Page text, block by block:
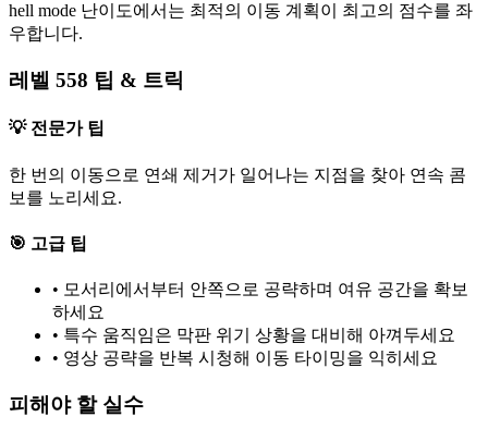
hell mode 난이도에서는 최적의 이동 계획이 최고의 점수를 좌
우합니다.
레벨 558 팁 & 트릭
💡 전문가 팁
한 번의 이동으로 연쇄 제거가 일어나는 지점을 찾아 연속 콤
보를 노리세요.
🎯 고급 팁
• 모서리에서부터 안쪽으로 공략하며 여유 공간을 확보
하세요
• 특수 움직임은 막판 위기 상황을 대비해 아껴두세요
• 영상 공략을 반복 시청해 이동 타이밍을 익히세요
피해야 할 실수